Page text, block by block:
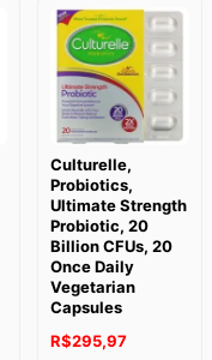
Culturelle,
Probiotics,
Ultimate Strength
Probiotic, 20
Billion CFUs, 20
Once Daily
Vegetarian
Capsules
R$295,97